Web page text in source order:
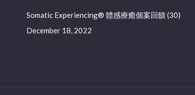
Somatic Experiencing® 體感療癒個案回饋 (30)
December 18, 2022